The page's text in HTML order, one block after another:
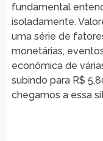
fundamental
isoladamente.
uma série de
monetárias,
econômica de
subindo para R$
chegamos a essa